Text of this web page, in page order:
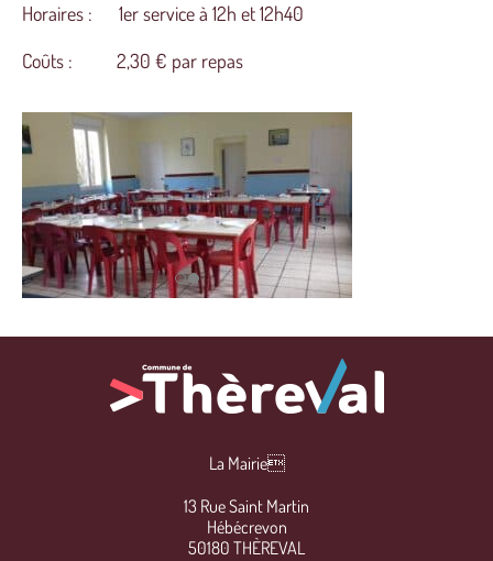
Horaires : 1er service à 12h et 12h40
Coûts : 2,30 € par repas
La Mairie
13 Rue Saint Martin
Hébécrevon
50180 THÈREVAL